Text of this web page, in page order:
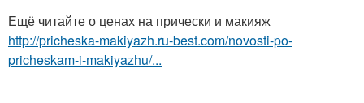
Ещё читайте о ценах на прически и макияж
http://pricheska-makiyazh.ru-best.com/novosti-po-
pricheskam-i-makiyazhu/...